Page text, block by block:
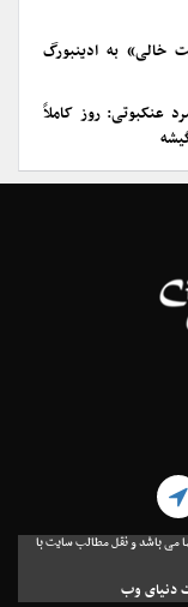
خالی» به ادینبورگ
عنکبوتی: روز کاملاً
می باشد و نقل مطالب سایت با
دنیای وب